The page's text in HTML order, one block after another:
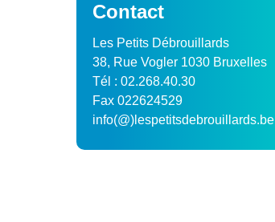
Contact
Les Petits Débrouillards
38, Rue Vogler 1030 Bruxelles
Tél : 02.268.40.30
Fax 022624529
info(@)lespetitsdebrouillards.be